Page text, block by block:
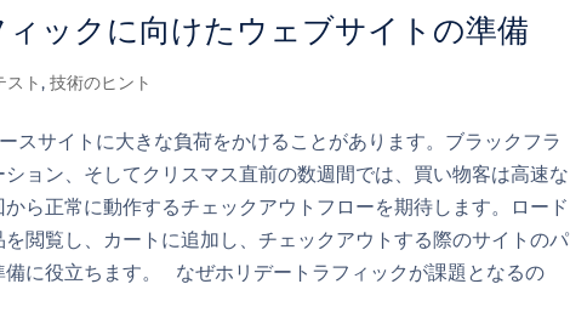
ックに向けたウェブサイトの準備
スト,技術のヒント
スサイトに大きな負荷をかけることがあります。ブラックフラ
ョン、そしてクリスマス直前の数週間では、買い物客は高速な
ら正常に動作するチェックアウトフローを期待します。ロード
閲覧し、カートに追加し、チェックアウトする際のサイトのパ
に役立ちます。 なぜホリデートラフィックが課題となるの